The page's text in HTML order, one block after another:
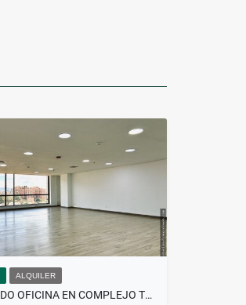
ALQUILER
ARRIENDO OFICINA EN COMPLEJO TELEPORT BUSINESS PARK